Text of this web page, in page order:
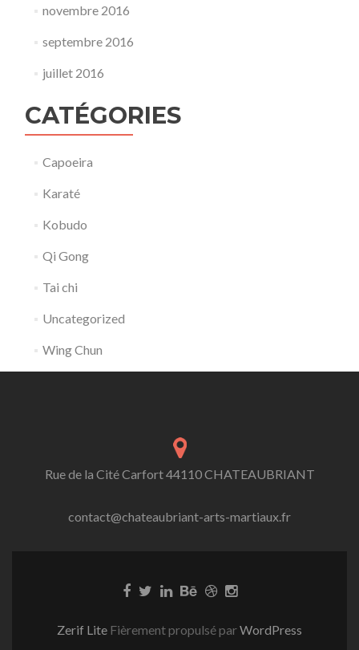
novembre 2016
septembre 2016
juillet 2016
CATÉGORIES
Capoeira
Karaté
Kobudo
Qi Gong
Tai chi
Uncategorized
Wing Chun
Rue de la Cité Carfort 44110 CHATEAUBRIANT
contact@chateaubriant-arts-martiaux.fr
Zerif Lite Fièrement propulsé parWordPress